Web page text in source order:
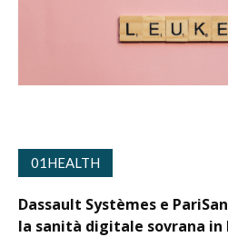
01HEALTH
Dassault Systèmes e
la sanità digitale sovrana in